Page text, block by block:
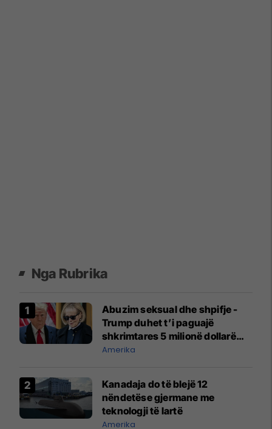
Nga Rubrika
Abuzim seksual dhe shpifje -
Trump duhet t’i paguajë
shkrimtares 5 milionë dollarë
dëmshpërblim
Amerika
Kanadaja do të blejë 12
nëndetëse gjermane me
teknologji të lartë
Amerika